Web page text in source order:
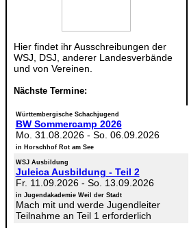
Hier findet ihr Ausschreibungen der
WSJ, DSJ, anderer Landesverbände
und von Vereinen.
Nächste Termine:
Württembergische Schachjugend
BW Sommercamp 2026
Mo. 31.08.2026- So. 06.09.2026
in Horschhof Rot am See
WSJ Ausbildung
Juleica Ausbildung - Teil 2
Fr. 11.09.2026- So. 13.09.2026
in Jugendakademie Weil der Stadt
Mach mit und werde Jugendleiter
Teilnahme an Teil 1 erforderlich